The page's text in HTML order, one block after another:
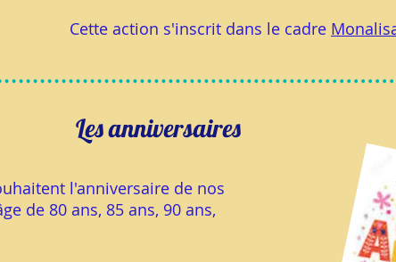
Cette action s'inscrit dans le cadre
Les anniversaires
l'anniversaire de nos
de 80 ans, 85 ans, 90 ans,